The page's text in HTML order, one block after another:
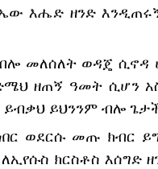
እሔድ ዘንድ
መለሰለት ወዳጄ ሲኖዳ
ዘጠኝ ዓመት ሲሆን
ይህንንም ብሎ
ወደርሱ መጡ ክብር
ክርስቶስ እሰግድ